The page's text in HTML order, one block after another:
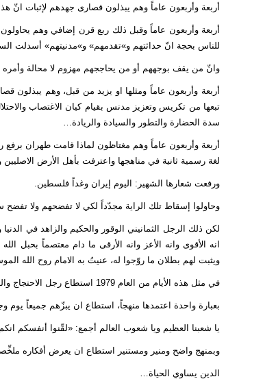
أربعة وأربعون عاماً وهم يبذلون قصارى جهدهم لإثبات انّ هذه
أربعة وأربعون عاماً وقبل ذلك ربع قرن إضافي وهم يحاولون
للناس بحجة انّ حداثتهم و»تقدمهم» و»مدنيتهم» أسدلت
وانّ من يقف بوجههم أو من يحاججهم مهزوم لا محالة
أربعة وأربعون عاماً ومثلها او يزيد من قبل، وهم يبذلون
تبعها من تكريس وتعزيز مدنس بقيام كيان الاغتصاب
سدة الحضارة والتطور والسيادة والريادة…
أربعة وأربعون عاماً وهم مغتاظون لماذا قامت طهران برفع
لغة رسمية ثانية في مناهجها واعترفت بأهل الأرض
ورفعت شعارها الشهير: اليوم إيران وغداً فلسطين.
وحاولوا إسقاط تلك الراية مجدّداً لكي لا تفضحهم ولا
لكن ذلك الرجل الثمانيني الوقور والحكيم والزاهد في
انه الأقوى وانه الأعز وانه الأرقى ما دام معتصماً بحبل
ويثبت لهم بطلان ما روّجوا له، عنيتُ به الامام روح الله
في مثل هذه الأيام من العام 1979 استطاع رجل الاحتجاج والرفض والثورة والحكم ان يضع حداً لكلّ محاولاتهم اليائسة والبائسة…
بعبارة واحدة اعتمدها منهجاً، استطاع ان يبزّهم جميعاً يوم
يا شعبنا العظيم ويا شعوب العالم أجمع: «لقّنوا أنفسكم
وبمنهج واضح ومنير ومستنير استطاع ان يعرض أفكاره
الدين يساوي الحياة…